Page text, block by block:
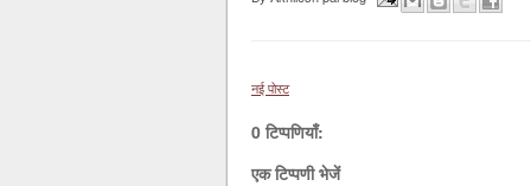
नई पोस्ट
0 टिप्पणियाँ:
एक टिप्पणी भेजें